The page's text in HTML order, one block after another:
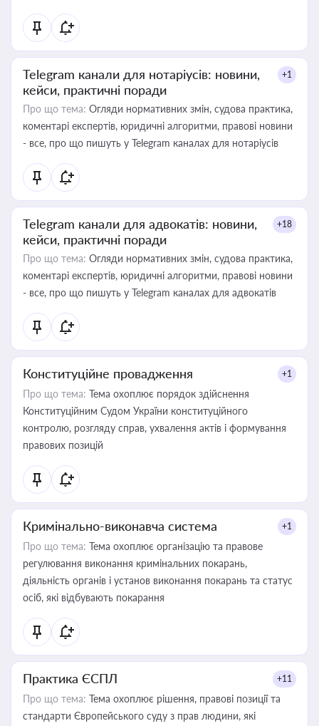
Telegram канали для нотаріусів: новини,
кейси, практичні поради
+1
Про що тема: Огляди нормативних змін, судова практика,
коментарі експертів, юридичні алгоритми, правові новини
- все, про що пишуть у Telegram каналах для нотаріусів
Telegram канали для адвокатів: новини,
кейси, практичні поради
+18
Про що тема: Огляди нормативних змін, судова практика,
коментарі експертів, юридичні алгоритми, правові новини
- все, про що пишуть у Telegram каналах для адвокатів
Конституційне провадження +1
Про що тема: Тема охоплює порядок здійснення
Конституційним Судом України конституційного
контролю, розгляду справ, ухвалення актів і формування
правових позицій
Кримінально-виконавча система +1
Про що тема: Тема охоплює організацію та правове
регулювання виконання кримінальних покарань,
діяльність органів і установ виконання покарань та статус
осіб, які відбувають покарання
Практика ЄСПЛ +11
Про що тема: Тема охоплює рішення, правові позиції та
стандарти Європейського суду з прав людини, які